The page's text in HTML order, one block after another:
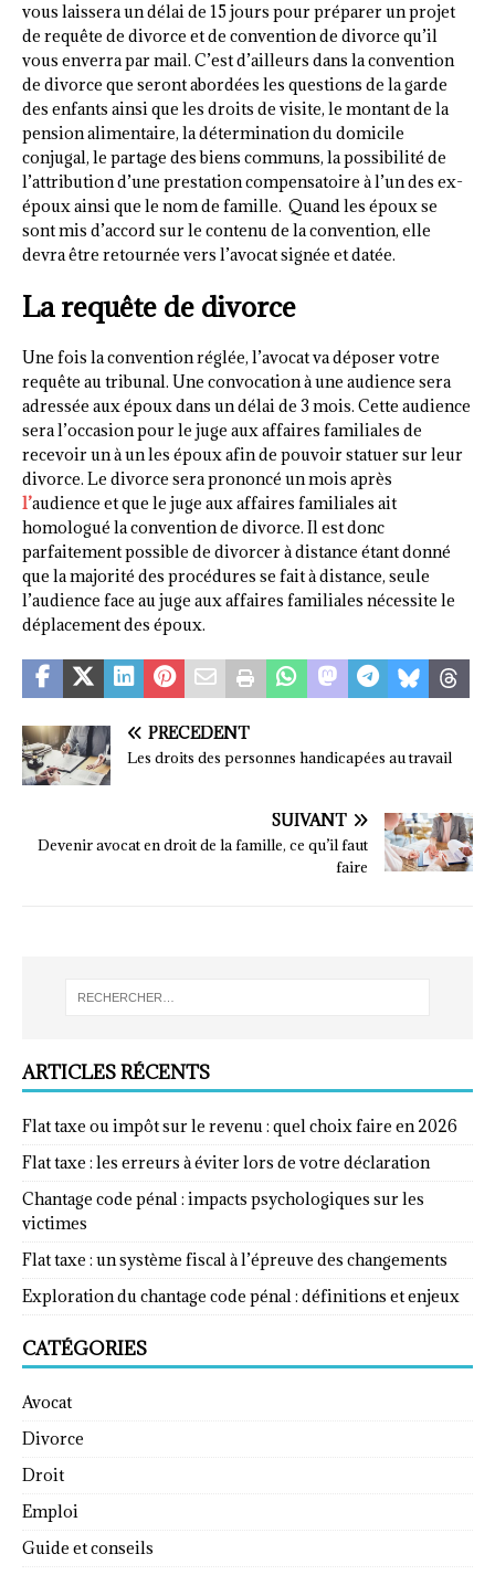
vous laissera un délai de 15 jours pour préparer un projet
de requête de divorce et de convention de divorce qu’il
vous enverra par mail. C’est d’ailleurs dans la convention
de divorce que seront abordées les questions de la garde
des enfants ainsi que les droits de visite, le montant de la
pension alimentaire, la détermination du domicile
conjugal, le partage des biens communs, la possibilité de
l’attribution d’une prestation compensatoire à l’un des ex-
époux ainsi que le nom de famille. Quand les époux se
sont mis d’accord sur le contenu de la convention, elle
devra être retournée vers l’avocat signée et datée.
La requête de divorce
Une fois la convention réglée, l’avocat va déposer votre
requête au tribunal. Une convocation à une audience sera
adressée aux époux dans un délai de 3 mois. Cette audience
sera l’occasion pour le juge aux affaires familiales de
recevoir un à un les époux afin de pouvoir statuer sur leur
divorce. Le divorce sera prononcé un mois après
l’audience et que le juge aux affaires familiales ait
homologué la convention de divorce. Il est donc
parfaitement possible de divorcer à distance étant donné
que la majorité des procédures se fait à distance, seule
l’audience face au juge aux affaires familiales nécessite le
déplacement des époux.
PRÉCÉDENT
Les droits des personnes handicapées au travail
SUIVANT
Devenir avocat en droit de la famille, ce qu’il faut
faire
ARTICLES RÉCENTS
Flat taxe ou impôt sur le revenu : quel choix faire en 2026
Flat taxe : les erreurs à éviter lors de votre déclaration
Chantage code pénal : impacts psychologiques sur les
victimes
Flat taxe : un système fiscal à l’épreuve des changements
Exploration du chantage code pénal : définitions et enjeux
CATÉGORIES
Avocat
Divorce
Droit
Emploi
Guide et conseils